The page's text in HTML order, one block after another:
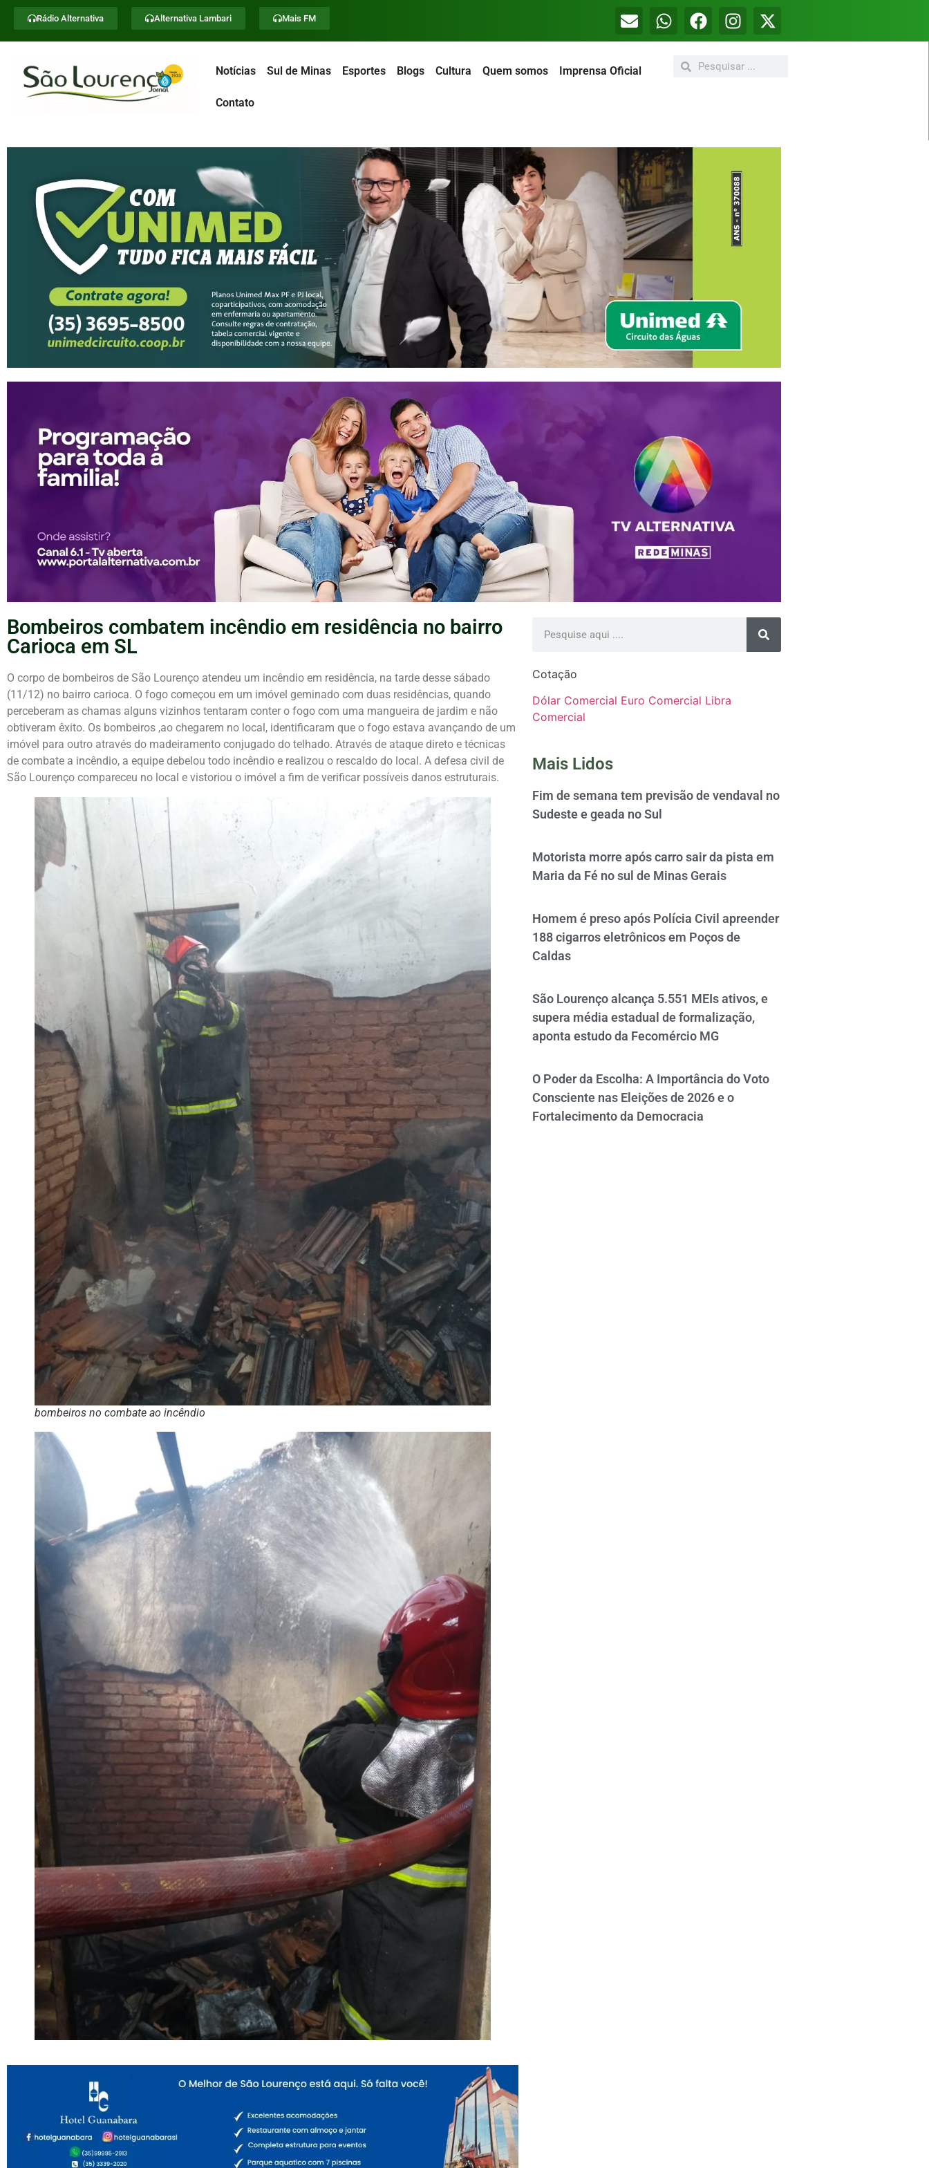
Rádio Alternativa Alternativa Lambari Mais FM
Notícias Sul de Minas Esportes Blogs Cultura Quem somos Imprensa Oficial
Contato
Bombeiros combatem incêndio em residência no bairro
Carioca em SL
O corpo de bombeiros de São Lourenço atendeu um incêndio em residência, na tarde desse sábado
(11/12) no bairro carioca. O fogo começou em um imóvel geminado com duas residências, quando
perceberam as chamas alguns vizinhos tentaram conter o fogo com uma mangueira de jardim e não
obtiveram êxito. Os bombeiros ,ao chegarem no local, identificaram que o fogo estava avançando de um
imóvel para outro através do madeiramento conjugado do telhado. Através de ataque direto e técnicas
de combate a incêndio, a equipe debelou todo incêndio e realizou o rescaldo do local. A defesa civil de
São Lourenço compareceu no local e vistoriou o imóvel a fim de verificar possíveis danos estruturais.
bombeiros no combate ao incêndio
Cotação
Dólar Comercial Euro Comercial Libra
Comercial
Mais Lidos
Fim de semana tem previsão de vendaval no
Sudeste e geada no Sul
Motorista morre após carro sair da pista em
Maria da Fé no sul de Minas Gerais
Homem é preso após Polícia Civil apreender
188 cigarros eletrônicos em Poços de
Caldas
São Lourenço alcança 5.551 MEIs ativos, e
supera média estadual de formalização,
aponta estudo da Fecomércio MG
O Poder da Escolha: A Importância do Voto
Consciente nas Eleições de 2026 e o
Fortalecimento da Democracia